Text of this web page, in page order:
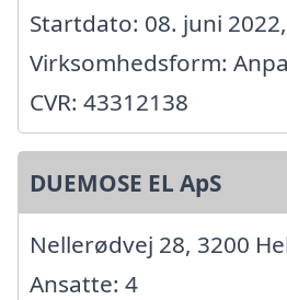
Startdato: 08. juni 2022,
Virksomhedsform:
CVR: 43312138
DUEMOSE EL ApS
Nellerødvej 28, 3200
Ansatte: 4